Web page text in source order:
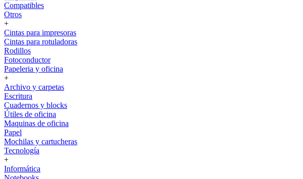
Compatibles
Otros
+
Cintas para impresoras
Cintas para rotuladoras
Rodillos
Fotoconductor
Papeleria y oficina
+
Archivo y carpetas
Escritura
Cuadernos y blocks
Útiles de oficina
Maquinas de oficina
Papel
Mochilas y cartucheras
Tecnología
+
Informática